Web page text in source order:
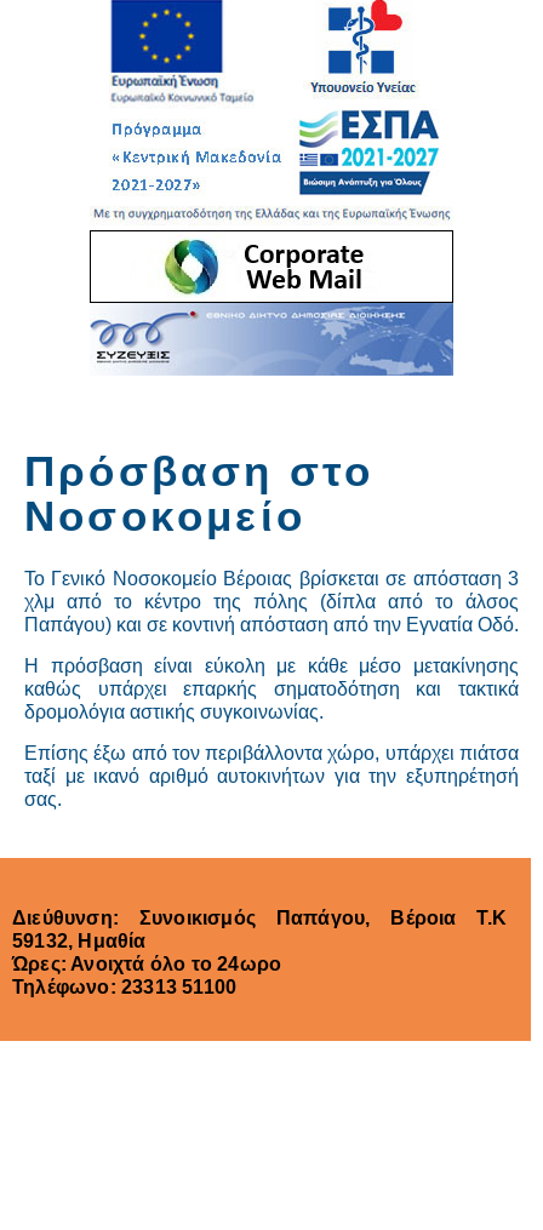
Πρόσβαση στο
Νοσοκομείο
Το Γενικό Νοσοκομείο Βέροιας βρίσκεται σε απόσταση 3
χλμ από το κέντρο της πόλης (δίπλα από το άλσος
Παπάγου) και σε κοντινή απόσταση από την Εγνατία Οδό.
Η πρόσβαση είναι εύκολη με κάθε μέσο μετακίνησης
καθώς υπάρχει επαρκής σηματοδότηση και τακτικά
δρομολόγια αστικής συγκοινωνίας.
Επίσης έξω από τον περιβάλλοντα χώρο, υπάρχει πιάτσα
ταξί με ικανό αριθμό αυτοκινήτων για την εξυπηρέτησή
σας.
Διεύθυνση: Συνοικισμός Παπάγου, Βέροια Τ.Κ
59132, Ημαθία
Ώρες: Ανοιχτά όλο το 24ωρο
Τηλέφωνο: 23313 51100